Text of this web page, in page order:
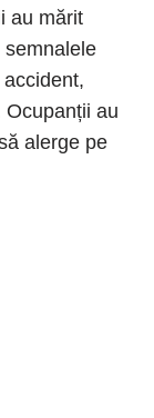
au mărit
au
alerge pe